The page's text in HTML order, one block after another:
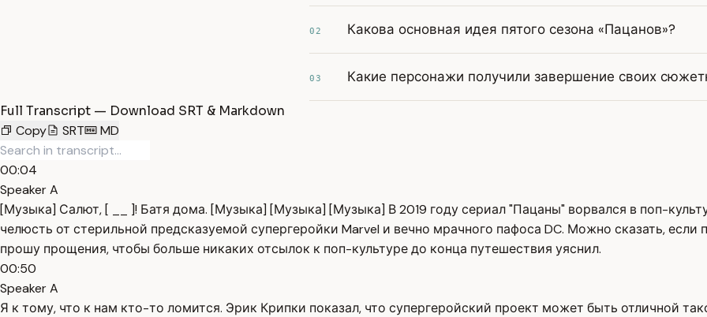
02 Какова основная идея пятого сезона «Пацанов»?
03 Какие персонажи получили завершение своих
Full Transcript — Download SRT & Markdown
Copy
SRT MD
00:04
Speaker A
[Музыка] Салют, [ __ ]! Батя дома. [Музыка] [Музыка] [Музыка] В 2019 году сериал "Пацаны" ворвался в поп-
челюсть от стерильной предсказуемой супергеройки Marvel и вечно мрачного пафоса DC. Можно сказать,
прошу прощения, чтобы больше никаких отсылок к поп-культуре до конца путешествия уяснил.
00:50
Speaker A
Я к тому, что к нам кто-то ломится. Эрик Крипки показал, что супергеройский проект может быть отличной